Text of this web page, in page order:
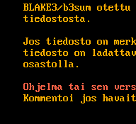
BLAKE3/b3sum
tiedostosta.
Jos tiedosto on
tiedosto on
osastolla.
Ohjelma tai sen
Kommentoi jos